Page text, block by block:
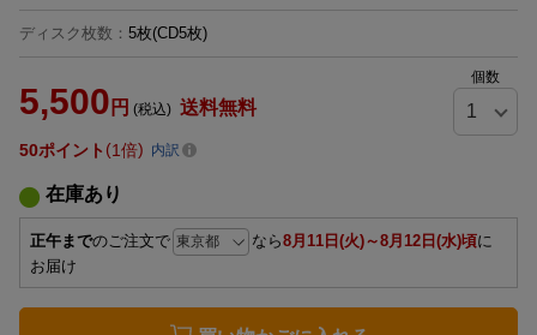
ディスク枚数 ： 5枚(CD5枚)
5,500 円 (税込) 送料無料
個数
50ポイント 1倍 内訳
在庫あり
正午までのご注文で なら8月11日(火)～8月12日(水)頃に
お届け